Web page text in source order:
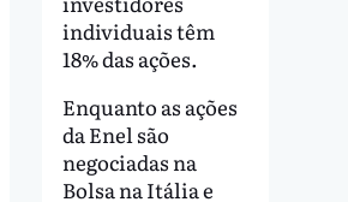
individuais têm
18% das ações.
Enquanto as ações
da Enel são
negociadas na
Bolsa na Itália e